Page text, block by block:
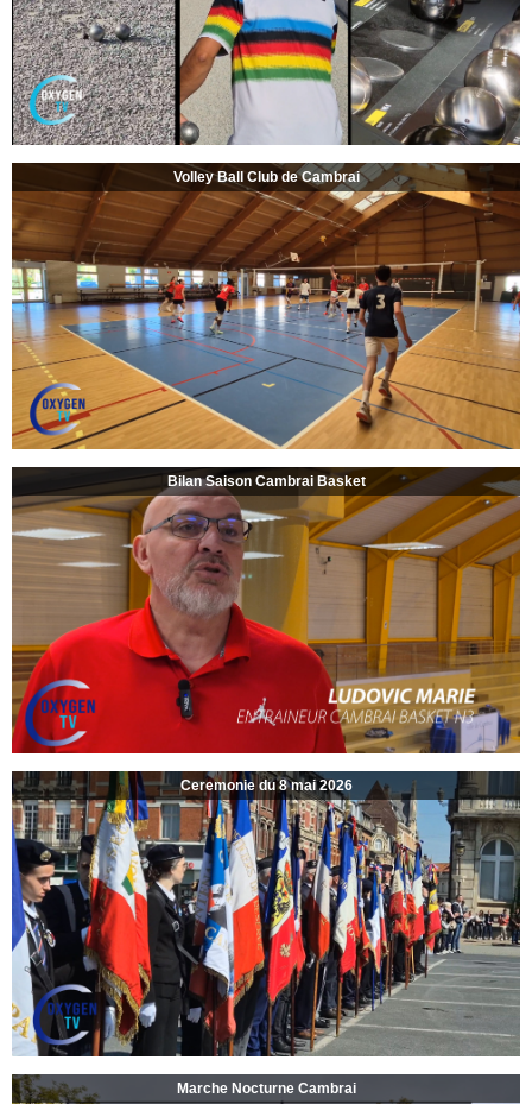
Volley Ball Club de Cambrai
Bilan Saison Cambrai Basket
Ceremonie du 8 mai 2026
Marche Nocturne Cambrai